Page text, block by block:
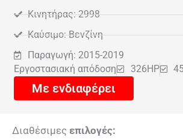
Κινητήρας: 2998
Καύσιμο: Βενζίνη
Παραγωγή: 2015-2019
Εργοστασιακή απόδοση
326HP
Με ενδιαφέρει
Διαθέσιμες επιλογές: